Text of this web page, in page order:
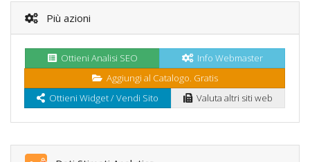
Più azioni
Ottieni Analisi SEO
Info Webmaster
Aggiungi al Catalogo. Gratis
Ottieni Widget / Vendi Sito
Valuta altri siti web